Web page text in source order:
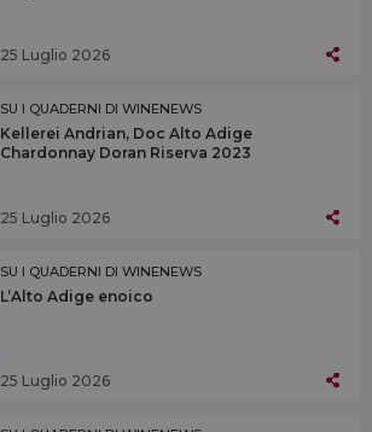
25 Luglio 2026
SU I QUADERNI DI WINENEWS
Kellerei Andrian, Doc Alto Adige
Chardonnay Doran Riserva 2023
25 Luglio 2026
SU I QUADERNI DI WINENEWS
L’Alto Adige enoico
25 Luglio 2026